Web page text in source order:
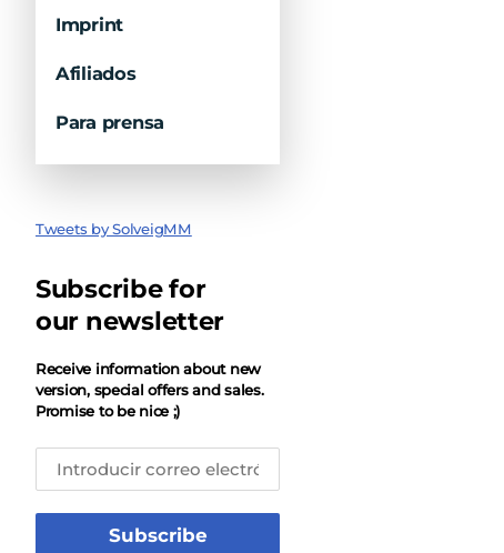
Imprint
Afiliados
Para prensa
Tweets by SolveigMM
Subscribe for
our newsletter
Receive information about new
version, special offers and sales.
Promise to be nice ;)
Subscribe